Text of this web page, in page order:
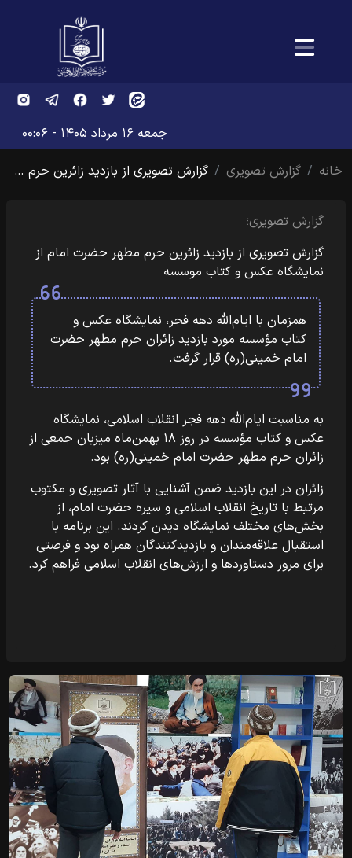
جمعه ۱۶ مرداد ۱۴۰۵ - ۰۰:۰۶
خانه
گزارش تصویری گزارش تصویری از بازدید زائرین حرم …
گزارش تصویری؛
گزارش تصویری از بازدید زائرین حرم مطهر حضرت امام از
نمایشگاه عکس و کتاب موسسه
همزمان با ایام‌الله دهه فجر، نمایشگاه عکس و
کتاب مؤسسه مورد بازدید زائران حرم مطهر حضرت
امام خمینی(ره) قرار گرفت.
به مناسبت ایام‌الله دهه فجر انقلاب اسلامی، نمایشگاه
عکس و کتاب مؤسسه در روز ۱۸ بهمن‌ماه میزبان جمعی از
زائران حرم مطهر حضرت امام خمینی(ره) بود.
زائران در این بازدید ضمن آشنایی با آثار تصویری و مکتوب
مرتبط با تاریخ انقلاب اسلامی و سیره حضرت امام، از
بخش‌های مختلف نمایشگاه دیدن کردند. این برنامه با
استقبال علاقه‌مندان و بازدیدکنندگان همراه بود و فرصتی
برای مرور دستاوردها و ارزش‌های انقلاب اسلامی فراهم کرد.